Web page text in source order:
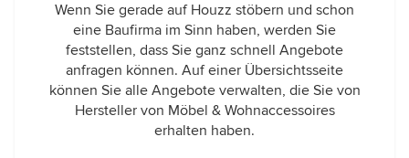
Wenn Sie gerade auf Houzz stöbern und schon
eine Baufirma im Sinn haben, werden Sie
feststellen, dass Sie ganz schnell Angebote
anfragen können. Auf einer Übersichtsseite
können Sie alle Angebote verwalten, die Sie von
Hersteller von Möbel & Wohnaccessoires
erhalten haben.